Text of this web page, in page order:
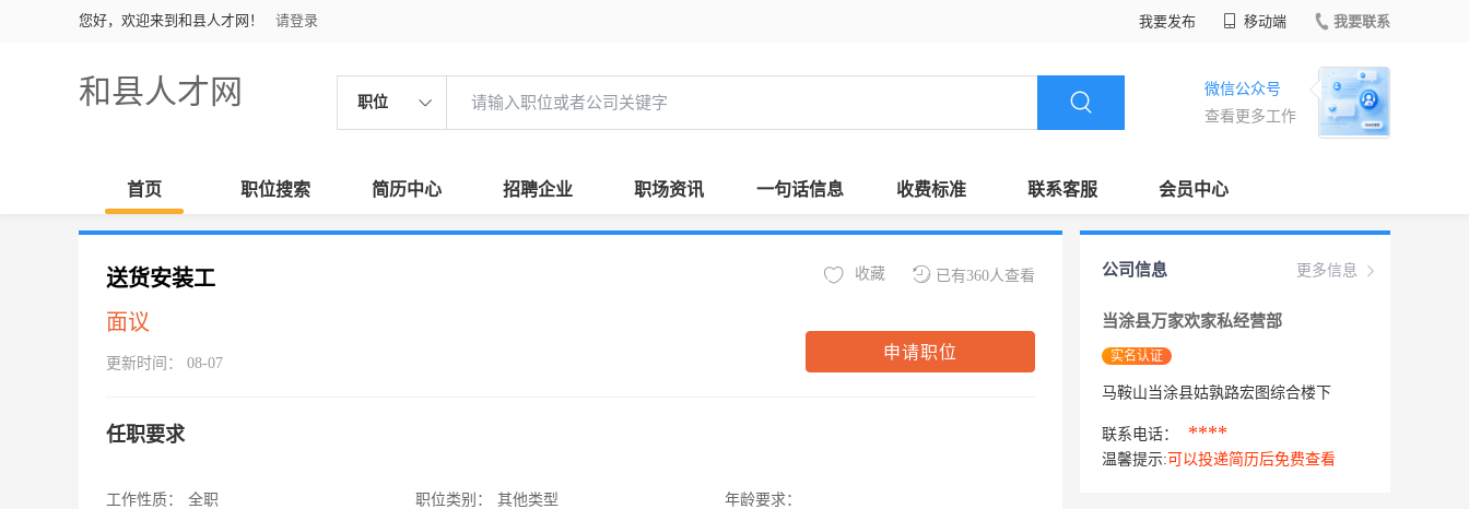
您好，欢迎来到和县人才网！ 请登录 我要发布 移动端 我要联系
和县人才网 职位
微信公众号
查看更多工作
首页 职位搜索 简历中心 招聘企业 职场资讯 一句话信息 收费标准 联系客服 会员中心
送货安装工
面议
更新时间： 08-07
已有360人查看
收藏
申请职位
任职要求
工作性质：
全职
职位类别：
其他类型
年龄要求：
更多信息
公司信息
当涂县万家欢家私经营部
实名认证
马鞍山当涂县姑孰路宏图综合楼下
联系电话： ****
温馨提示: 可以投递简历后免费查看